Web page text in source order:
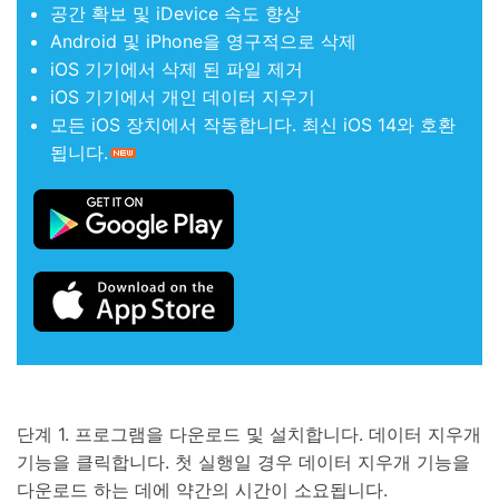
공간 확보 및 iDevice 속도 향상
Android 및 iPhone을 영구적으로 삭제
iOS 기기에서 삭제 된 파일 제거
iOS 기기에서 개인 데이터 지우기
모든 iOS 장치에서 작동합니다. 최신 iOS 14와 호환
됩니다.
단계 1. 프로그램을 다운로드 및 설치합니다. 데이터 지우개
기능을 클릭합니다. 첫 실행일 경우 데이터 지우개 기능을
다운로드 하는 데에 약간의 시간이 소요됩니다.